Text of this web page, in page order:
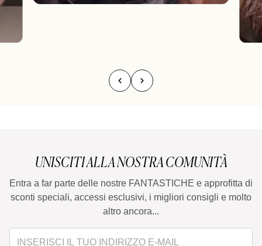
UNISCITI ALLA NOSTRA COMUNITÀ
Entra a far parte delle nostre FANTASTICHE e approfitta di
sconti speciali, accessi esclusivi, i migliori consigli e molto
altro ancora...